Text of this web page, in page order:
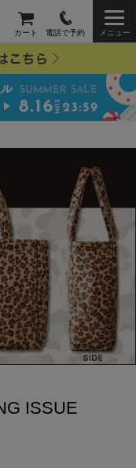
カート 電話で予約 メニュー
ISSUE